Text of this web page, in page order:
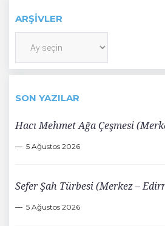
ARŞIVLER
SON YAZILAR
Hacı Mehmet Ağa Çeşmesi
5 Ağustos 2026
Sefer Şah Türbesi (Merkez –
5 Ağustos 2026